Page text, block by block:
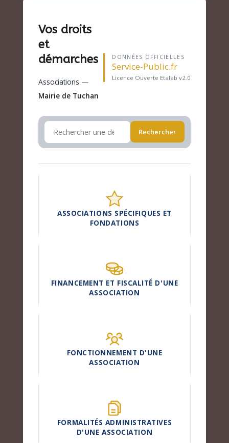
Vos droits
et
démarches
Associations —
Mairie de Tuchan
DONNÉES OFFICIELLES
Service-Public.fr
Licence Ouverte Etalab v2.0
Rechercher
ASSOCIATIONS SPÉCIFIQUES ET
FONDATIONS
FINANCEMENT ET FISCALITÉ D'UNE
ASSOCIATION
FONCTIONNEMENT D'UNE
ASSOCIATION
FORMALITÉS ADMINISTRATIVES
D'UNE ASSOCIATION